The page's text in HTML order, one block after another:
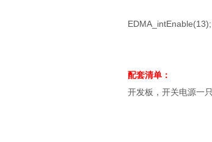
EDMA_intEnable(13);
配套清单：
开发板，开关电源一